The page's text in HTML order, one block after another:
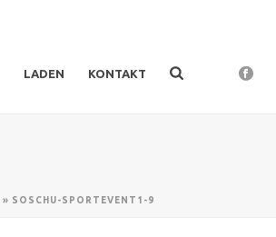
LADEN KONTAKT
» SOSCHU-SPORTEVENT1-9